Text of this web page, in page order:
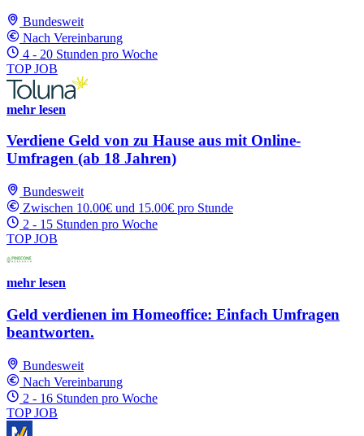
Bundesweit
Nach Vereinbarung
4 - 20 Stunden pro Woche
TOP JOB
mehr lesen
Verdiene Geld von zu Hause aus mit Online-
Umfragen (ab 18 Jahren)
Bundesweit
Zwischen 10.00€ und 15.00€ pro Stunde
2 - 15 Stunden pro Woche
TOP JOB
mehr lesen
Geld verdienen im Homeoffice: Einfach Umfragen
beantworten.
Bundesweit
Nach Vereinbarung
2 - 16 Stunden pro Woche
TOP JOB